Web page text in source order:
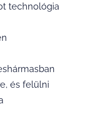
technológia
és felülni